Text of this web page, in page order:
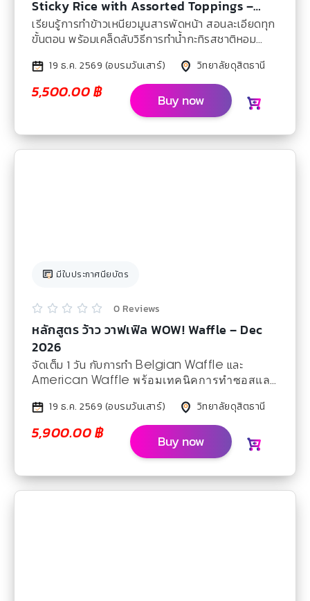
Sticky Rice with Assorted Toppings –
Dec 2026
เรียนรู้การทำข้าวเหนียวมูนสารพัดหน้า สอนละเอียดทุก
ขั้นตอน พร้อมเคล็ดลับวิธีการทำน้ำกะทิรสชาติหอม
19 ธ.ค. 2569 (อบรมวันเสาร์) วิทยาลัยดุสิตธานี
5,500.00฿ Buy now
มีใบประกาศนียบัตร
     0 Reviews
หลักสูตร ว้าว วาฟเฟิล WOW! Waffle – Dec
2026
จัดเต็ม 1 วัน กับการทำ Belgian Waffle และ
American Waffle พร้อมเทคนิคการทำซอสและ
19 ธ.ค. 2569 (อบรมวันเสาร์) วิทยาลัยดุสิตธานี
5,900.00฿ Buy now